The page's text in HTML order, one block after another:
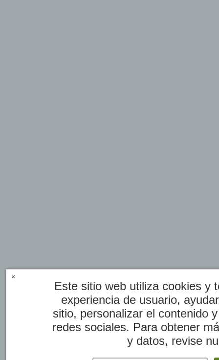
Este sitio web utiliza cookies y
experiencia de usuario,
sitio, personalizar el contenido
redes sociales. Para obtener
y datos, revise
×